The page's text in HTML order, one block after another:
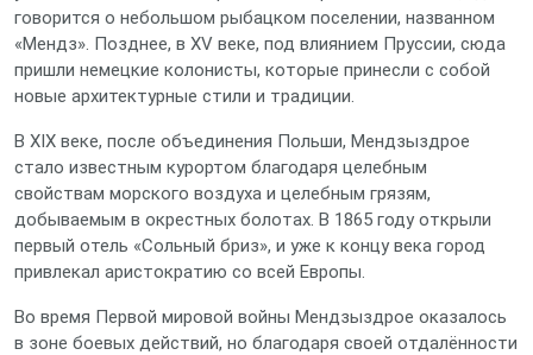
говорится о небольшом рыбацком поселении, названном
«Мендз». Позднее, в XV веке, под влиянием Пруссии, сюда
пришли немецкие колонисты, которые принесли с собой
новые архитектурные стили и традиции.
В XIX веке, после объединения Польши, Мендзыздрое
стало известным курортом благодаря целебным
свойствам морского воздуха и целебным грязям,
добываемым в окрестных болотах. В 1865 году открыли
первый отель «Сольный бриз», и уже к концу века город
привлекал аристократию со всей Европы.
Во время Первой мировой войны Мендзыздрое оказалось
в зоне боевых действий, но благодаря своей отдалённости